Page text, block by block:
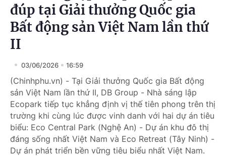
đúp tại Giải thưởng Quốc gia
Bất động sản Việt Nam lần thứ
II
03/06/2026 16:59
(Chinhphu.vn) - Tại Giải thưởng Quốc gia Bất động
sản Việt Nam lần thứ II, DB Group - Nhà sáng lập
Ecopark tiếp tục khẳng định vị thế tiên phong trên thị
trường khi cùng lúc được vinh danh với hai dự án tiêu
biểu: Eco Central Park (Nghệ An) - Dự án khu đô thị
đáng sống nhất Việt Nam và Eco Retreat (Tây Ninh) -
Dự án phát triển bền vững tiêu biểu nhất Việt Nam.